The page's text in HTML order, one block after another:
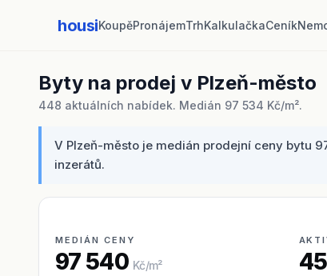
housiKoupěPronájemTrhKalkulačkaCeník
Byty na prodej v Plzeň-město
448 aktuálních nabídek. Medián 97 534 Kč/m².
V Plzeň-město je medián prodejní ceny bytu
inzerátů.
MEDIÁN CENY
97 540 Kč/m²